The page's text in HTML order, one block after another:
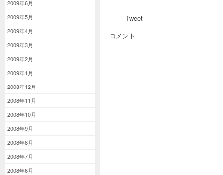
2009年6月
2009年5月
2009年4月
2009年3月
2009年2月
2009年1月
2008年12月
2008年11月
2008年10月
2008年9月
2008年8月
2008年7月
2008年6月
Tweet
コメント